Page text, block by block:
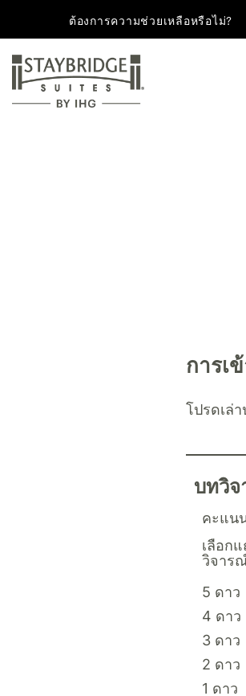
ต้องการความช่วยเหลือหรือไม่?
การเ
โปรดเล่